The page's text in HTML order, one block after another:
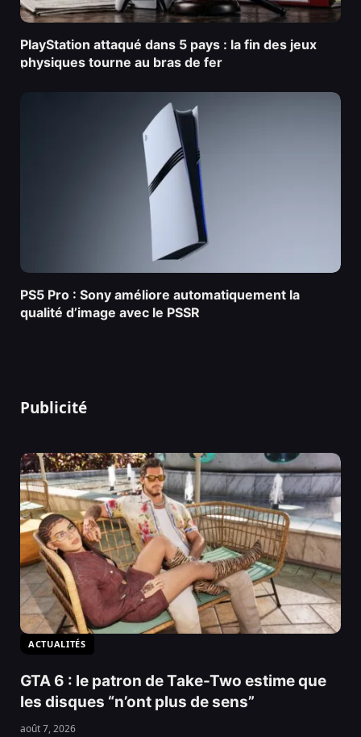
PlayStation attaqué dans 5 pays : la fin des jeux
physiques tourne au bras de fer
PS5 Pro : Sony améliore automatiquement la
qualité d’image avec le PSSR
Publicité
ACTUALITÉS
GTA 6 : le patron de Take-Two estime que
les disques “n’ont plus de sens”
août 7, 2026